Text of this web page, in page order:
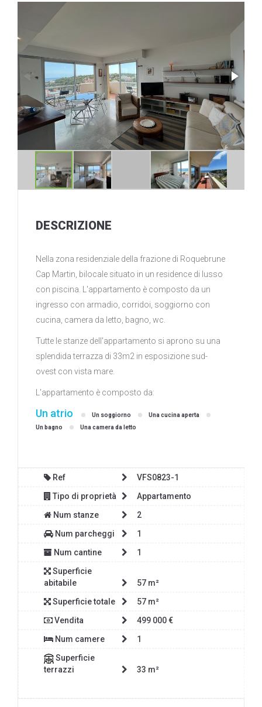
DESCRIZIONE
Nella zona residenziale della frazione di Roquebrune
Cap Martin, bilocale situato in un residence di lusso
con piscina. L'appartamento è composto da un
ingresso con armadio, corridoi, soggiorno con
cucina, camera da letto, bagno, wc.
Tutte le stanze dell'appartamento si aprono su una
splendida terrazza di 33m2 in esposizione sud-
ovest con vista mare.
L'appartamento è composto da:
Un atrio Un soggiorno
Una cucina aperta
Un bagno
Una camera da letto
Ref
VFS0823-1
Tipo di proprietà
Appartamento
Num stanze
2
Num parcheggi
1
Num cantine
1
Superficie
abitabile
57 m²
Superficie totale
57 m²
Vendita
499 000 €
Num camere
1
Superficie
terrazzi
33 m²